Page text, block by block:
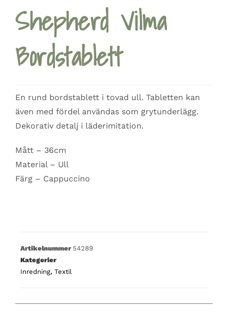
Shepherd Vilma
Bordstablett
En rund bordstablett i tovad ull. Tabletten kan
även med fördel användas som grytunderlägg.
Dekorativ detalj i läderimitation.
Mått – 36cm
Material – Ull
Färg – Cappuccino
Artikelnummer 54289
Kategorier
Inredning, Textil